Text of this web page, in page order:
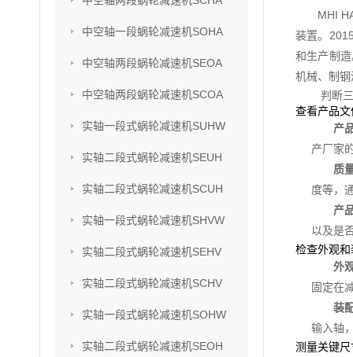
中空轴一段蜗轮减速机SOHA
中空轴两段蜗轮减速机SEOA
中空轴两段蜗轮减速机SCOA
实轴一段式蜗轮减速机SUHW
实轴二段式蜗轮减速机SEUH
实轴二段式蜗轮减速机SCUH
实轴一段式蜗轮减速机SHVW
实轴二段式蜗轮减速机SEHV
实轴二段式蜗轮减速机SCHV
实轴一段式蜗轮减速机SOHW
实轴二段式蜗轮减速机SEOH
MHI
装置。
和生产制
机械、制
判断
查看产品文
产
产厂家
质
度等，
产
以及是
检查外观
外
固定在
装
输入轴
测量关键